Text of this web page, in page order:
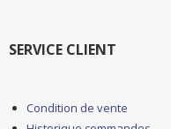
SERVICE CLIENT
Condition de vente